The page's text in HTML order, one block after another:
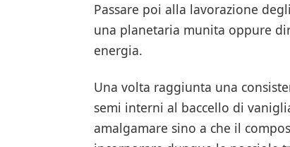
Passare poi alla lavorazione
una planetaria munita oppure
energia.
Una volta raggiunta una
semi interni al baccello di
amalgamare sino a che il